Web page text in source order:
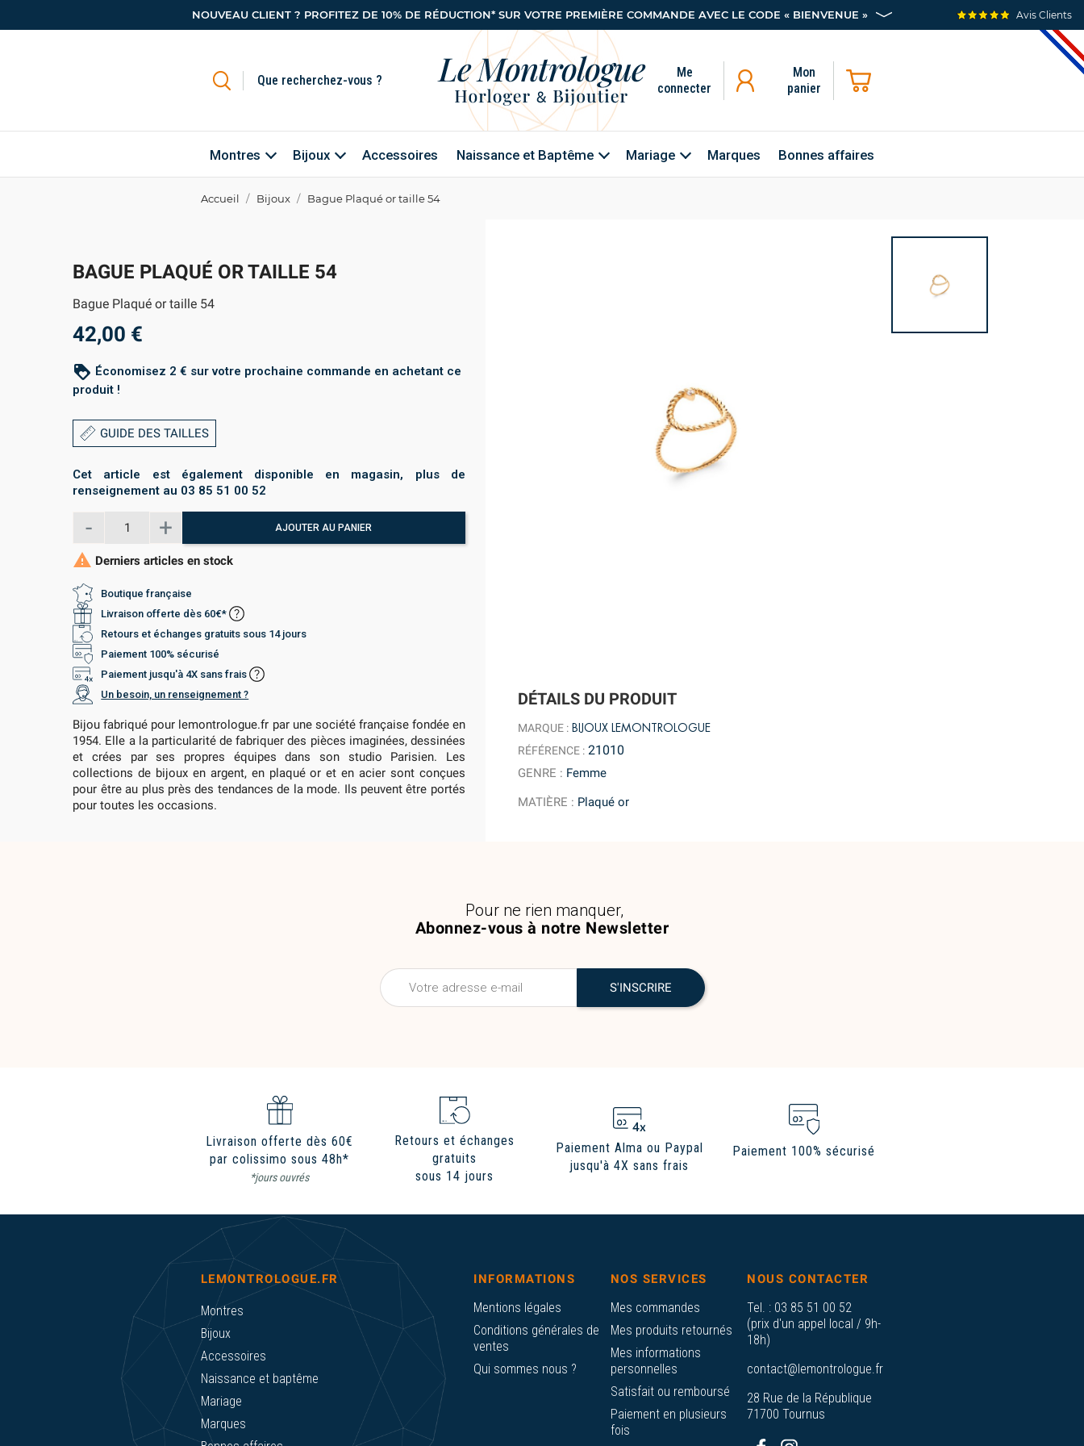
NOUVEAU CLIENT ? PROFITEZ DE 10% DE RÉDUCTION* SUR VOTRE PREMIÈRE COMMANDE AVEC LE CODE « BIENVENUE » Avis Clients
Me
connecter
Mon
panier
Montres Bijoux Accessoires Naissance et Baptême Mariage Marques Bonnes affaires
Accueil Bijoux Bague Plaqué or taille 54
DÉTAILS DU PRODUIT
MARQUE : BIJOUX LEMONTROLOGUE
RÉFÉRENCE : 21010
GENRE : Femme
MATIÈRE : Plaqué or
BAGUE PLAQUÉ OR TAILLE 54
Bague Plaqué or taille 54
42,00 €
loyalty Économisez 2 € sur votre prochaine commande en achetant ce
produit !
GUIDE DES TAILLES
Cet article est également disponible en magasin, plus de
renseignement au 03 85 51 00 52
AJOUTER AU PANIER
 Derniers articles en stock
Boutique française
Livraison offerte dès 60€*
Retours et échanges gratuits sous 14 jours
Paiement 100% sécurisé
Paiement jusqu'à 4X sans frais
Un besoin, un renseignement ?
Bijou fabriqué pour lemontrologue.fr par une société française fondée en
1954. Elle a la particularité de fabriquer des pièces imaginées, dessinées
et crées par ses propres équipes dans son studio Parisien. Les
collections de bijoux en argent, en plaqué or et en acier sont conçues
pour être au plus près des tendances de la mode. Ils peuvent être portés
pour toutes les occasions.
Abonnez-vous à notre Newsletter
Pour ne rien manquer,
Livraison offerte dès 60€
par colissimo sous 48h*
*jours ouvrés
Retours et échanges
gratuits
sous 14 jours
Paiement Alma ou Paypal
jusqu'à 4X sans frais
Paiement 100% sécurisé
LEMONTROLOGUE.FR
Montres
Bijoux
Accessoires
Naissance et baptême
Mariage
Marques
INFORMATIONS
Mentions légales
Conditions générales de
ventes
Qui sommes nous ?
NOS SERVICES
Mes commandes
Mes produits retournés
Mes informations
personnelles
Satisfait ou remboursé
Paiement en plusieurs
fois
NOUS CONTACTER
Tel. : 03 85 51 00 52
(prix d'un appel local / 9h-
18h)
contact@lemontrologue.fr
28 Rue de la République
71700 Tournus